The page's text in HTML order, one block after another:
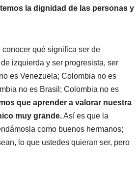
la dignidad de las personas y
qué significa ser de
izquierda y ser progresista, ser
es Venezuela; Colombia no es
no es Brasil; Colombia no es
que aprender a valorar nuestra
muy grande.Así es que la
como buenos hermanos;
lo que ustedes quieran ser, pero